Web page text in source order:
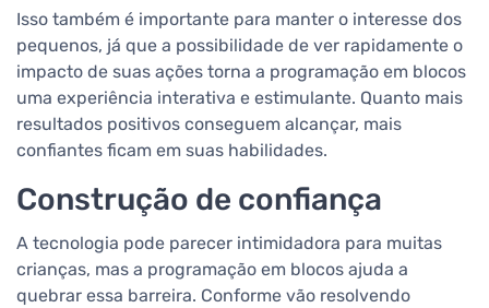
Isso também é importante para manter o interesse dos
pequenos, já que a possibilidade de ver rapidamente o
impacto de suas ações torna a programação em blocos
uma experiência interativa e estimulante. Quanto mais
resultados positivos conseguem alcançar, mais
confiantes ficam em suas habilidades.
Construção de confiança
A tecnologia pode parecer intimidadora para muitas
crianças, mas a programação em blocos ajuda a
quebrar essa barreira. Conforme vão resolvendo